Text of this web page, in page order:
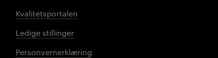
Kvalitetsportalen
Ledige stillinger
Personvernerklæring